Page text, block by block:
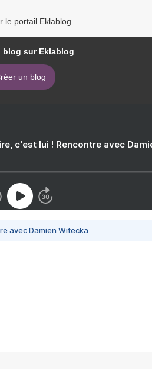
le portail Eklablog
blog sur Eklablog
un blog
c'est lui ! Rencontre avec
avec Damien Witecka